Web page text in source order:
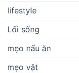
lifestyle
Lối sống
mẹo nấu ăn
mẹo vặt